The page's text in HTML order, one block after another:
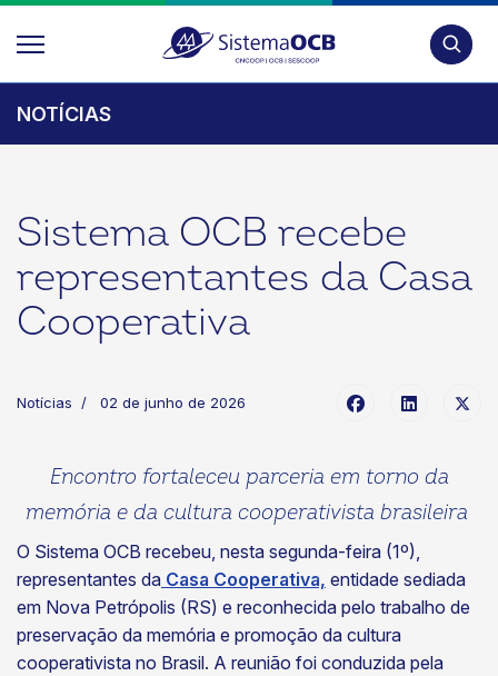
NOTÍCIAS
Sistema OCB recebe
representantes da Casa
Cooperativa
Notícias 02 de junho de 2026
Encontro fortaleceu parceria em torno da
memória e da cultura cooperativista brasileira
O Sistema OCB recebeu, nesta segunda-feira (1º),
representantes da Casa Cooperativa, entidade sediada
em Nova Petrópolis (RS) e reconhecida pelo trabalho de
preservação da memória e promoção da cultura
cooperativista no Brasil. A reunião foi conduzida pela